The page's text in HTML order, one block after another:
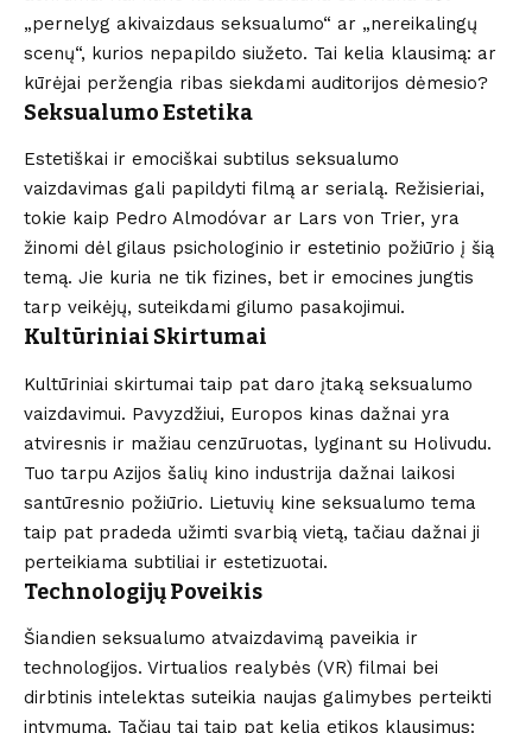
„pernelyg akivaizdaus seksualumo“ ar „nereikalingų
scenų“, kurios nepapildo siužeto. Tai kelia klausimą: ar
kūrėjai peržengia ribas siekdami auditorijos dėmesio?
Seksualumo Estetika
Estetiškai ir emociškai subtilus seksualumo
vaizdavimas gali papildyti filmą ar serialą. Režisieriai,
tokie kaip Pedro Almodóvar ar Lars von Trier, yra
žinomi dėl gilaus psichologinio ir estetinio požiūrio į šią
temą. Jie kuria ne tik fizines, bet ir emocines jungtis
tarp veikėjų, suteikdami gilumo pasakojimui.
Kultūriniai Skirtumai
Kultūriniai skirtumai taip pat daro įtaką seksualumo
vaizdavimui. Pavyzdžiui, Europos kinas dažnai yra
atviresnis ir mažiau cenzūruotas, lyginant su Holivudu.
Tuo tarpu Azijos šalių kino industrija dažnai laikosi
santūresnio požiūrio. Lietuvių kine seksualumo tema
taip pat pradeda užimti svarbią vietą, tačiau dažnai ji
perteikiama subtiliai ir estetizuotai.
Technologijų Poveikis
Šiandien seksualumo atvaizdavimą paveikia ir
technologijos. Virtualios realybės (VR) filmai bei
dirbtinis intelektas suteikia naujas galimybes perteikti
intymumą. Tačiau tai taip pat kelia etikos klausimus: